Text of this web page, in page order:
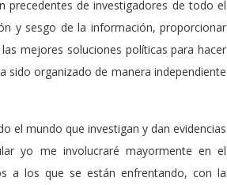
de investigadores de todo el
y sesgo de la información, proporcionar
mejores soluciones políticas para hacer
sido organizado de manera independiente
el mundo que investigan y dan evidencias
yo me involucraré mayormente en el
a los que se están enfrentando, con la